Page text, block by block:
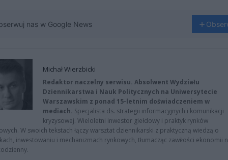
nas w Google News
Michał Wierzbicki
Redaktor naczelny serwisu. Absolwent Wydziału
Dziennikarstwa i Nauk Politycznych na Uniwersytecie
Warszawskim z ponad 15-letnim doświadczeniem w
mediach. Specjalista ds. strategii informacyjnych i komunikacji
kryzysowej. Wieloletni inwestor giełdowy i praktyk rynków
W swoich tekstach łączy warsztat dziennikarski z praktyczną wiedzą o
inwestowaniu i mechanizmach rynkowych, tłumacząc zawiłości ekonomii